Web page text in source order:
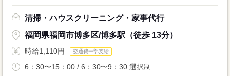
清掃・ハウスクリーニング・家事代行
福岡県福岡市博多区/博多駅（徒歩 13分）
時給1,110円 交通費一部支給
6：30〜15：00 / 6：30〜9：30 選択制